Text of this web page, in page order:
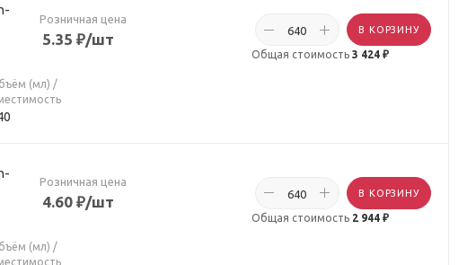
Розничная цена
5.35 ₽/шт
В КОРЗИНУ
Общая стоимость 3 424 ₽
(мл) /
Розничная цена
4.60 ₽/шт
В КОРЗИНУ
Общая стоимость 2 944 ₽
(мл) /